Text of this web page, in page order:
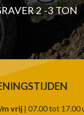
2 -3 TON
m vrij | 07.00 tot 17.00